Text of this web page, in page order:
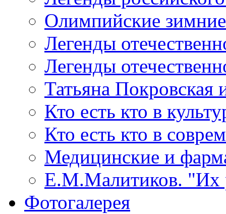
Олимпийские
Легенды
Легенды
Татьяна Покровская
Кто есть кто в
Кто есть кто в
Медицинские и
Е.М.Малитиков. "Их
Фотогалерея